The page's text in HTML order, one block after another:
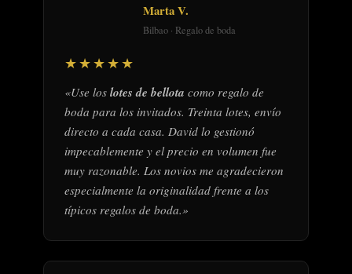
Marta V.
Bilbao · Regalo de boda
★★★★★
«Use los lotes de bellota como regalo de
boda para los invitados. Treinta lotes, envío
directo a cada casa. David lo gestionó
impecablemente y el precio en volumen fue
muy razonable. Los novios me agradecieron
especialmente la originalidad frente a los
típicos regalos de boda.»